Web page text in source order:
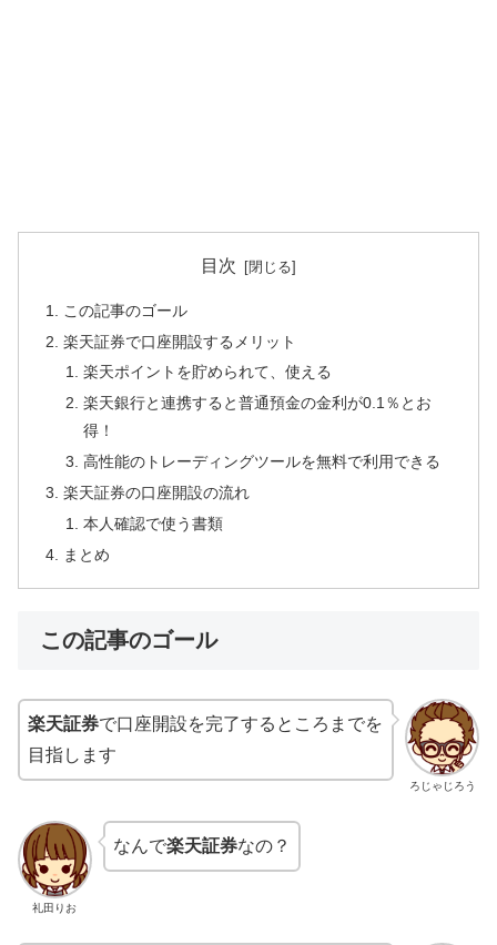
目次
この記事のゴール
楽天証券で口座開設するメリット
楽天ポイントを貯められて、使える
楽天銀行と連携すると普通預金の金利が0.1％とお
得！
高性能のトレーディングツールを無料で利用できる
楽天証券の口座開設の流れ
本人確認で使う書類
まとめ
この記事のゴール
ろじゃじろう
楽天証券で口座開設を完了するところまでを
目指します
礼田りお
なんで楽天証券なの？